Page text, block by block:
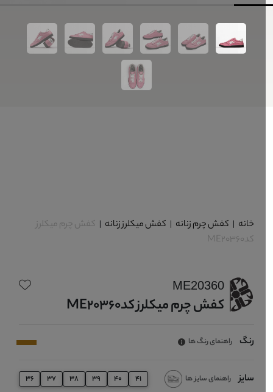
خانه | کفش چرم زنانه| کفش میکلرز زنانه| کفش چرم میکلرز
کدME20360
ME20360
کفش چرم میکلرز کدME20360
رنگ راهنمای رنگ ها
سایز راهنمای سایز ها 36 37 38 39